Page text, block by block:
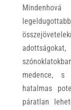
medence, s
hatalmas
páratlan